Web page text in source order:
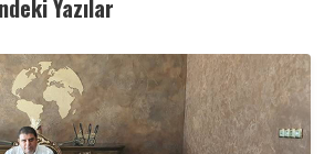
Yazılar